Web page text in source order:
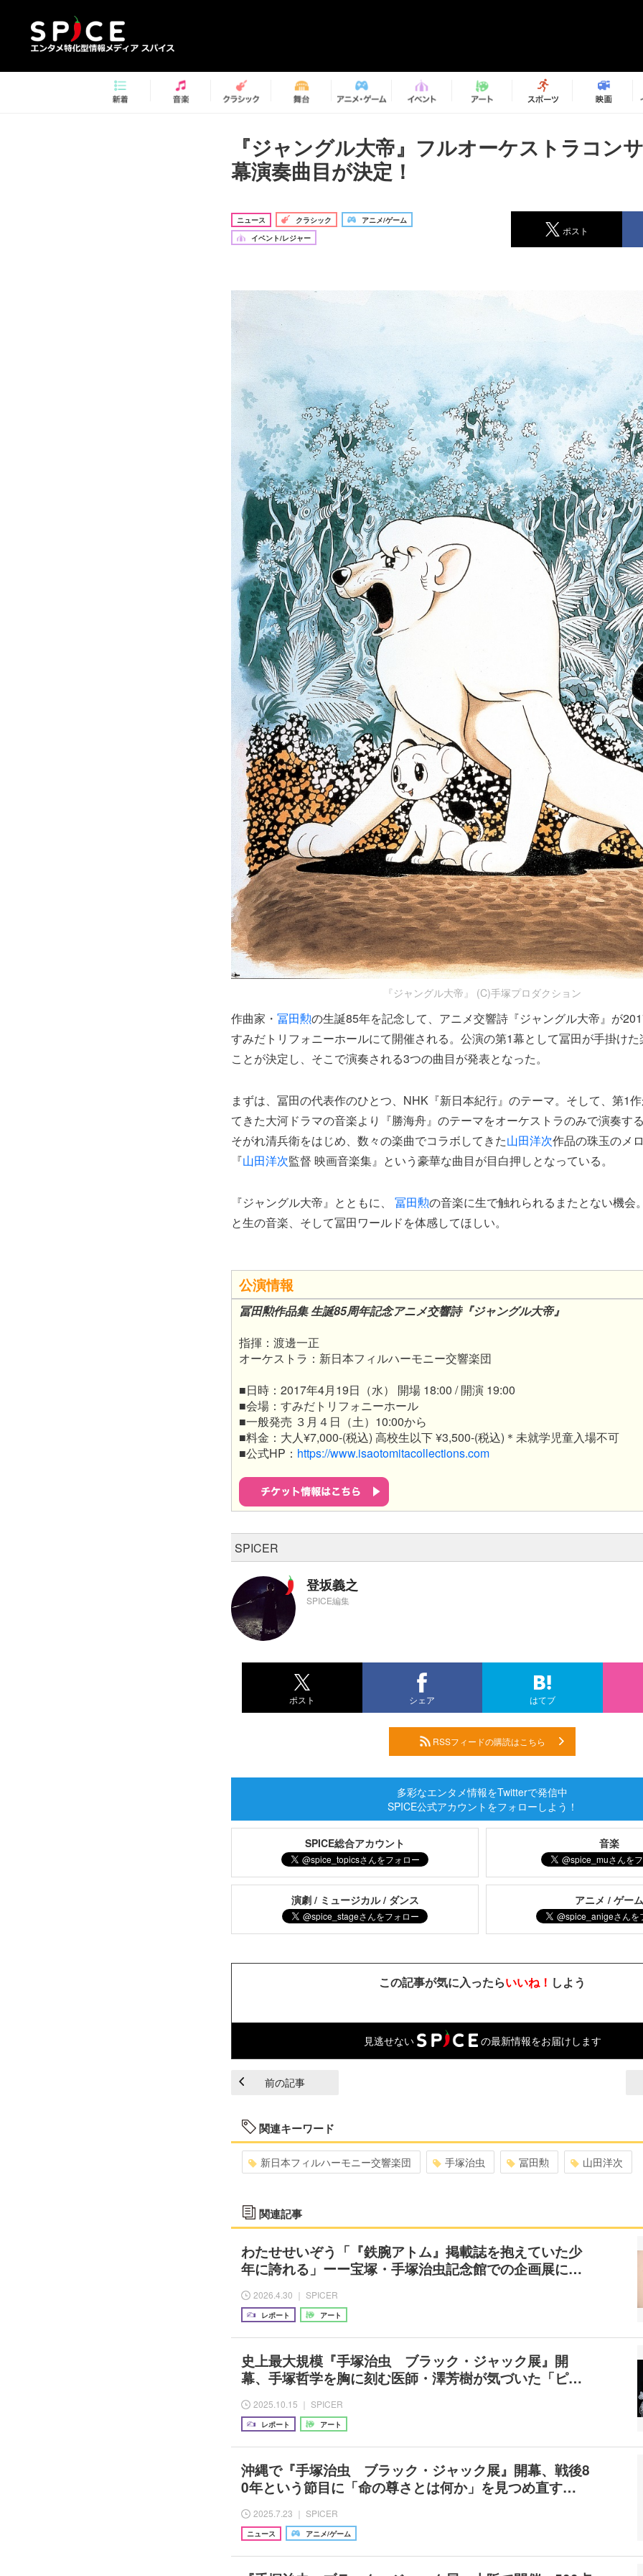
『ジャングル大帝』フルオーケストラコン
幕演奏曲目が決定！
ニュース クラシック
アニメ/ゲーム
イベント/レジャー
ポスト
『ジャングル大帝』 (C)手塚プロダクション
作曲家・ 冨田勲の生誕85年を記念して、アニメ交響詩『ジャングル大帝』が
すみだトリフォニーホールにて開催される。公演の第1幕として冨田が手掛け
ことが決定し、そこで演奏される3つの曲目が発表となった。
まずは、冨田の代表作のひとつ、NHK『新日本紀行』のテーマ。そして、第1
てきた大河ドラマの音楽より『勝海舟』のテーマをオーケストラのみで演奏す
そがれ清兵衛をはじめ、数々の楽曲でコラボしてきた山田洋次作品の珠玉のメ
『山田洋次監督 映画音楽集』という豪華な曲目が目白押しとなっている。
『ジャングル大帝』とともに、 冨田勲の音楽に生で触れられるまたとない機会
と生の音楽、そして冨田ワールドを体感してほしい。
公演情報
冨田勲作品集 生誕85周年記念アニメ交響詩『ジャングル大帝』
指揮：渡邊一正
オーケストラ：新日本フィルハーモニー交響楽団
■日時：2017年4月19日（水） 開場 18:00 / 開演 19:00
■会場：すみだトリフォニーホール
■一般発売 ３月４日（土）10:00から
■料金：大人¥7,000-(税込) 高校生以下 ¥3,500-(税込)＊未就学児童入場不可
■公式HP： https://www.isaotomitacollections.com
SPICER
登坂義之
SPICE編集
ポスト シェア はてブ
RSSフィードの購読はこちら
多彩なエンタメ情報をTwitterで発信中
SPICE公式アカウントをフォローしよう！
SPICE総合アカウント 音楽
演劇 / ミュージカル / ダンス アニメ / ゲー
この記事が気に入ったらいいね！ しよう
見逃せない の最新情報をお届けします
前の記事
関連キーワード
新日本フィルハーモニー交響楽団 手塚治虫 冨田勲 山田洋次
関連記事
わたせせいぞう「『鉄腕アトム』掲載誌を抱えていた少
年に誇れる」ーー宝塚・手塚治虫記念館での企画展に…
2026.4.30 ｜ SPICER
レポート アート
史上最大規模『手塚治虫 ブラック・ジャック展』開
幕、手塚哲学を胸に刻む医師・澤芳樹が気づいた「ピ…
2025.10.15 ｜ SPICER
レポート アート
沖縄で『手塚治虫 ブラック・ジャック展』開幕、戦後8
0年という節目に「命の尊さとは何か」を見つめ直す…
2025.7.23 ｜ SPICER
ニュース アニメ/ゲーム